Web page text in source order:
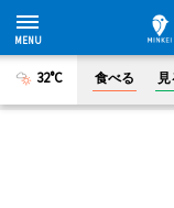
32°C 食べる